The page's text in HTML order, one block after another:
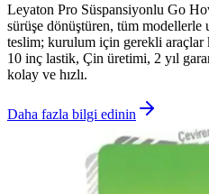
Leyaton Pro Süspansiyonlu Go
sürüşe dönüştüren, tüm
teslim; kurulum için gerekli araçlar
10 inç lastik, Çin üretimi, 2 yıl
kolay ve hızlı.
Daha fazla bilgi edinin